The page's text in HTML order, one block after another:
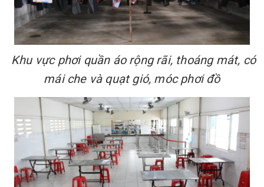
Khu vực phơi quần áo rộng rãi, thoáng mát, có
mái che và quạt gió, móc phơi đồ